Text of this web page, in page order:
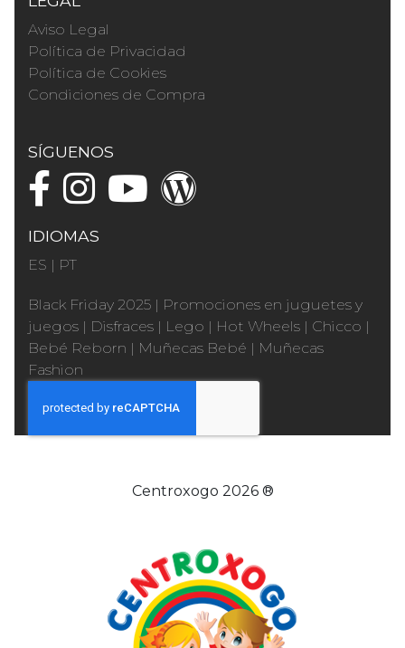
Aviso Legal
Política de Privacidad
Política de Cookies
Condiciones de Compra
SÍGUENOS
IDIOMAS
ES | PT
Black Friday 2025 | Promociones en juguetes y
juegos | Disfraces | Lego | Hot Wheels | Chicco |
Bebé Reborn | Muñecas Bebé | Muñecas
Fashion
Centroxogo 2026 ®